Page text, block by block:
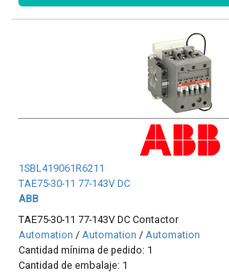
1SBL419061R6211
TAE75-30-11 77-143V DC
ABB
TAE75-30-11 77-143V DC Contactor
Automation / Automation / Automation
Cantidad mínima de pedido: 1
Cantidad de embalaje: 1